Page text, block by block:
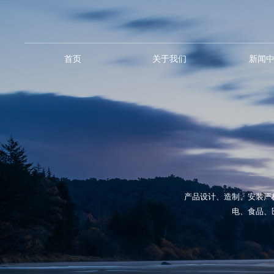
首页 关于我们 新闻
产品设计、造制、安装
电、食品